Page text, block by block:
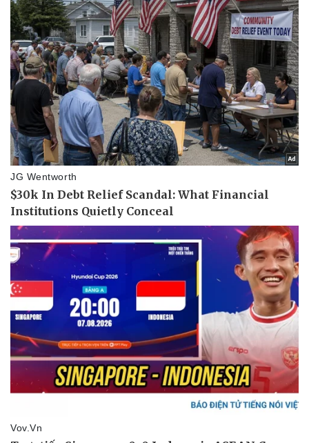
Tỷ giá
Chứng khoán
Giá cà phê